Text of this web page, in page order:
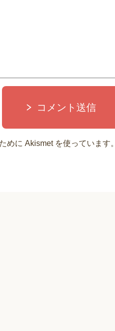
コメント送信
めに Akismet を使っています。